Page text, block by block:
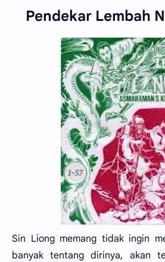
Pendekar Lembah
Sin Liong memang tidak ingin
banyak tentang dirinya, akan